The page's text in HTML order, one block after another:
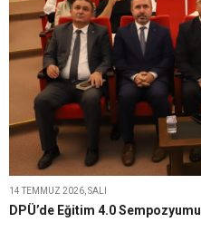
14 TEMMUZ 2026, SALI
DPÜ’de Eğitim 4.0 Sempozyumu